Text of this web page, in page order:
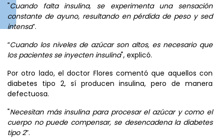
"Cuando falta insulina, se experimenta una sensación
constante de ayuno, resultando en pérdida de peso y sed
intensa”.
“Cuando los niveles de azúcar son altos, es necesario que
los pacientes se inyecten insulina", explicó.
Por otro lado, el doctor Flores comentó que aquellos con
diabetes tipo 2, sí producen insulina, pero de manera
defectuosa.
"Necesitan más insulina para procesar el azúcar y como el
cuerpo no puede compensar, se desencadena la diabetes
tipo 2”.